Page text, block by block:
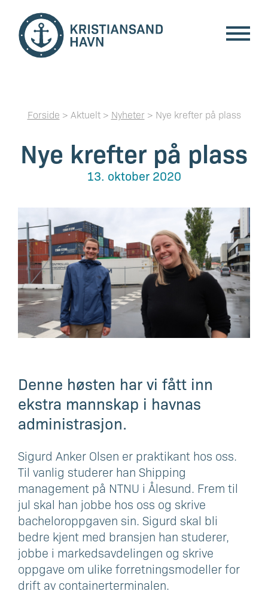
Forside > Aktuelt > Nyheter> Nye krefter på plass
Nye krefter på plass
13. oktober 2020
Denne høsten har vi fått inn
ekstra mannskap i havnas
administrasjon.
Sigurd Anker Olsen er praktikant hos oss.
Til vanlig studerer han Shipping
management på NTNU i Ålesund. Frem til
jul skal han jobbe hos oss og skrive
bacheloroppgaven sin. Sigurd skal bli
bedre kjent med bransjen han studerer,
jobbe i markedsavdelingen og skrive
oppgave om ulike forretningsmodeller for
drift av containerterminalen.